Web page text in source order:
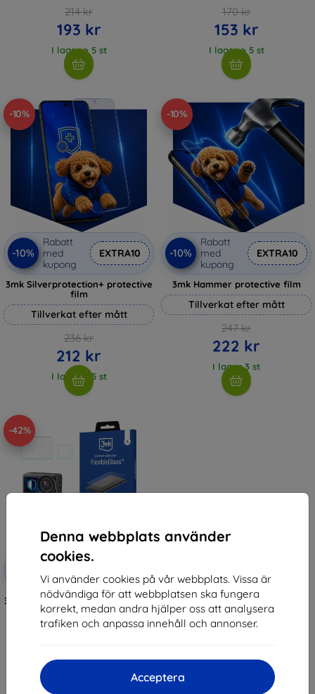
Denna webbplats använder
cookies.
Vi använder cookies på vår webbplats. Vissa är
nödvändiga för att webbplatsen ska fungera
korrekt, medan andra hjälper oss att analysera
trafiken och anpassa innehåll och annonser.
Acceptera
214 kr
193 kr
I lager > 5 st
170 kr
153 kr
I lager > 5 st
-10%
-10%
Rabatt
med
kupong
EXTRA10
3mk Silverprotection+ protective
film
Tillverkat efter mått
236 kr
212 kr
I lager > 5 st
-10%
-10%
Rabatt
med
kupong
EXTRA10
3mk Hammer protective film
Tillverkat efter mått
247 kr
222 kr
I lager 3 st
-42%
Rabatt
kupong
3MK FlexibleGlass AKASO Brave 8
Hybrid Glass (5903108519618)
161 kr
Sista varan i lager